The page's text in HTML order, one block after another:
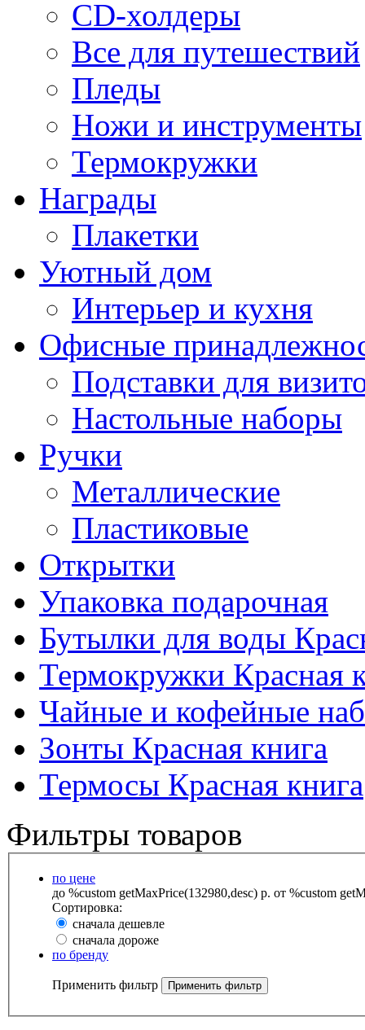
CD-холдеры
Все для путешествий
Пледы
Ножи и инструменты
Термокружки
Награды
Плакетки
Уютный дом
Интерьер и кухня
Офисные
Подставки для
Настольные наборы
Ручки
Металлические
Пластиковые
Открытки
Упаковка подарочная
Бутылки для воды
Термокружки Красная
Чайные и кофейные
Зонты Красная книга
Термосы Красная книга
Фильтры товаров
по цене
до %custom getMaxPrice(132980,desc) р. от %custom
Сортировка:
сначала дешевле
сначала дороже
по бренду
Применить фильтр